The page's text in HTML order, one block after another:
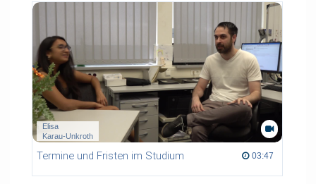
Elisa
Karau-Unkroth
Termine und Fristen im Studium 03:47
03:47 duration